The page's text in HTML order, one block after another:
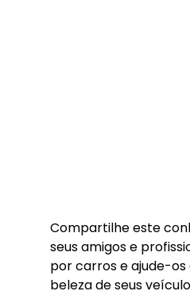
Compartilhe este
seus amigos e
por carros e ajude-
beleza de seus